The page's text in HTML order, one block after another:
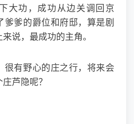
大功，成功从边关调回京
爹爹的爵位和府邸，算是剧
说，最成功的主角。
很有野心的庄之行，将来会
芦隐呢？